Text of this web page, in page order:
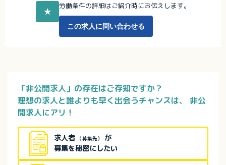
★
労働条件の詳細はご紹介時にお伝えします。
この求人に問い合わせる
「非公開求人」の存在はご存知ですか？
理想の求人と誰よりも早く出会うチャンスは、
非公
開求人にアリ！
求人者 （募集先）
が
募集を秘密にしたい